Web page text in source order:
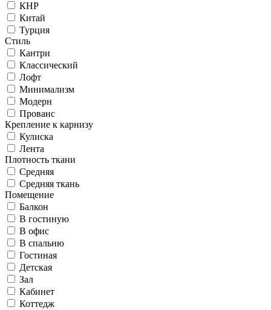
КНР
Китай
Турция
Стиль
Кантри
Классический
Лофт
Минимализм
Модерн
Прованс
Крепление к карнизу
Кулиска
Лента
Плотность ткани
Средняя
Средняя ткань
Помещение
Балкон
В гостиную
В офис
В спальню
Гостиная
Детская
Зал
Кабинет
Коттедж